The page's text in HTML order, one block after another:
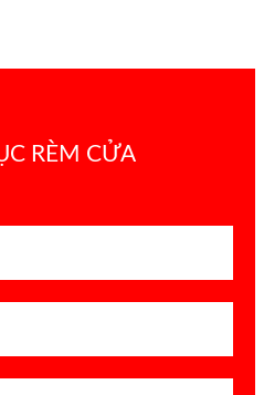
RÈM CỬA